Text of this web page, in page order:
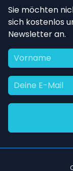
Sie möchten
sich kostenlos
Newsletter an.